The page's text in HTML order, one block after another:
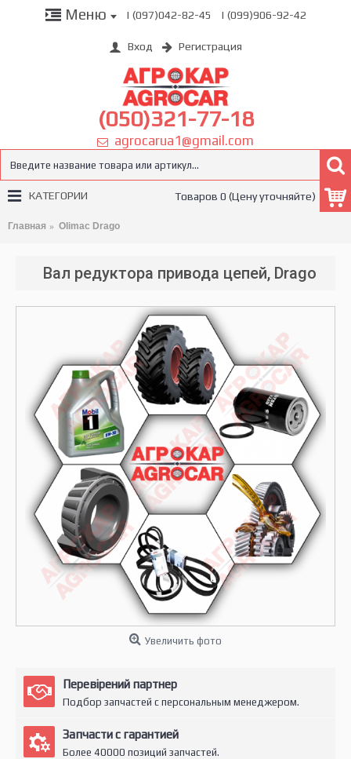
Меню | (097)042-82-45 | (099)906-92-42
Вход Регистрация
(050)321-77-18
agrocarua1@gmail.com
Товаров 0 (Цену уточняйте)
КАТЕГОРИИ
Главная Olimac Drago
Вал редуктора привода цепей, Drago
Увеличить фото
Перевірений партнер
Подбор запчастей с персональным менеджером.
Запчасти с гарантией
Более 40000 позиций запчастей.